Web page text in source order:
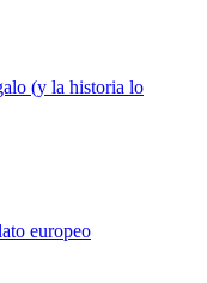
(y la historia lo
europeo